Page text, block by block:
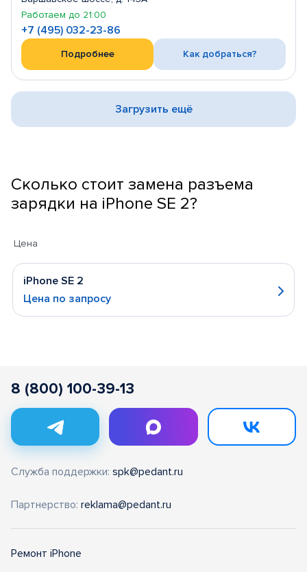
Работаем до 21:00
+7 (495) 032-23-86
Подробнее Как добраться?
Загрузить ещё
Сколько стоит замена разъема
зарядки на iPhone SE 2?
Цена
iPhone SE 2
Цена по запросу
8 (800) 100-39-13
Служба поддержки: spk@pedant.ru
Партнерство: reklama@pedant.ru
Ремонт iPhone